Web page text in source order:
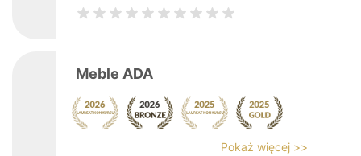
Meble ADA
Pokaż więcej >>